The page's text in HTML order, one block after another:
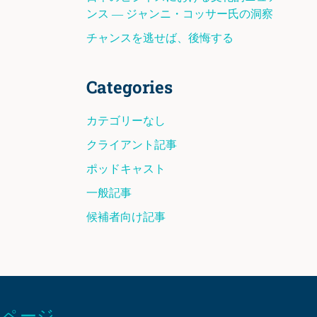
ンス ― ジャンニ・コッサー氏の洞察
チャンスを逃せば、後悔する
Categories
カテゴリーなし
クライアント記事
ポッドキャスト
一般記事
候補者向け記事